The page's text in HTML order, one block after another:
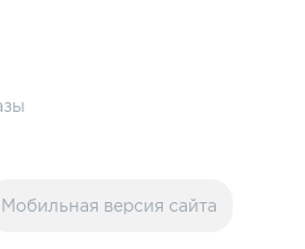
Мобильная версия сайта